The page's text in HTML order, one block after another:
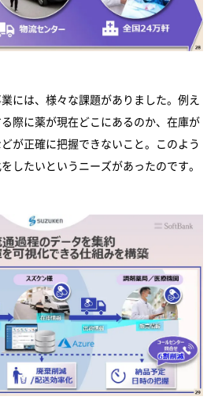
には、様々な課題がありました。例え
際に薬が現在どこにあるのか、在庫が
が正確に把握できないこと。このよう
したいというニーズがあったのです。